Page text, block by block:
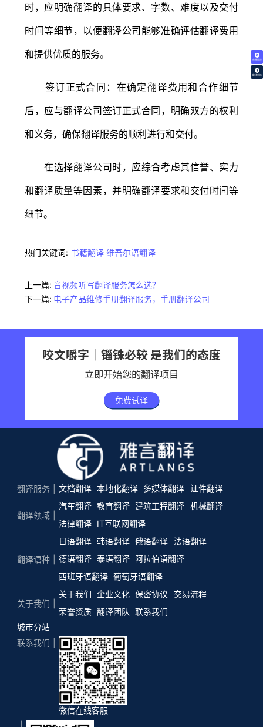
免费试译
翻译价格
时，应明确翻译的具体要求、字数、难度以及交付
时间等细节，以便翻译公司能够准确评估翻译费用
和提供优质的服务。
签订正式合同：在确定翻译费用和合作细节
后，应与翻译公司签订正式合同，明确双方的权利
和义务，确保翻译服务的顺利进行和交付。
在选择翻译公司时，应综合考虑其信誉、实力
和翻译质量等因素，并明确翻译要求和交付时间等
细节。
热门关键词: 书籍翻译 维吾尔语翻译
上一篇: 音视频听写翻译服务怎么选？
下一篇: 电子产品维修手册翻译服务，手册翻译公司
咬文嚼字｜锱铢必较 是我们的态度
立即开始您的翻译项目
免费试译
翻译服务 文档翻译 本地化翻译 多媒体翻译 证件翻译
翻译领域
汽车翻译 教育翻译 建筑工程翻译 机械翻译
法律翻译
IT互联网翻译
翻译语种
日语翻译 韩语翻译 俄语翻译
法语翻译
德语翻译 泰语翻译 阿拉伯语翻译
西班牙语翻译 葡萄牙语翻译
关于我们
关于我们 企业文化 保密协议
交易流程
荣誉资质 翻译团队
联系我们
城市分站
联系我们
微信在线客服